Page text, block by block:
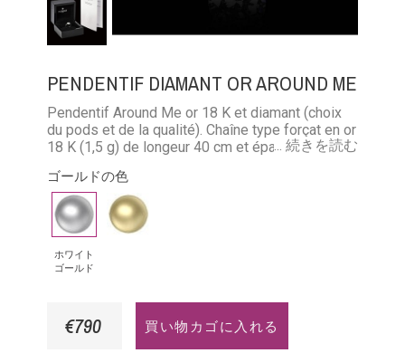
PENDENTIF DIAMANT OR AROUND ME
Pendentif Around Me or 18 K et diamant (choix
du pods et de la qualité). Chaîne type forçat en or
18 K (1,5 g) de longeur 40 cm et épaisseur 0,9
... 続きを読む
ゴールドの色
ホ
ワ
イ
ト
ー
ホワイト
ゴールド
イ
エ
€790 買い物カゴに入れる